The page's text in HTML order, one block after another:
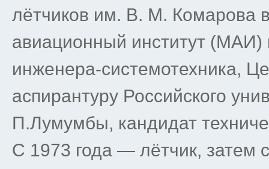
лётчиков им. В. М. Комарова
авиационный институт (МАИ)
инженера-системотехника,
аспирантуру Российского
П.Лумумбы, кандидат
С 1973 года — лётчик, затем